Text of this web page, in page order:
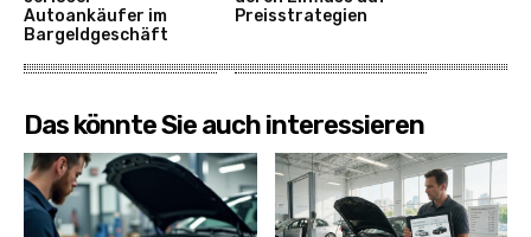
Autoankäufer im
Bargeldgeschäft
Preisstrategien
Das könnte Sie auch interessieren